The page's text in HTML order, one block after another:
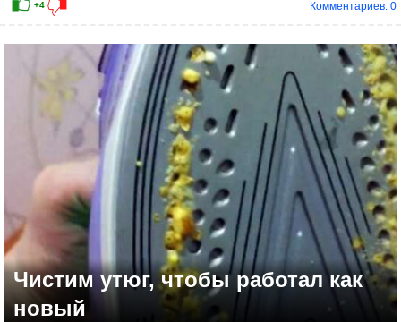
Комментариев: 0
Чистим утюг, чтобы работал как
новый